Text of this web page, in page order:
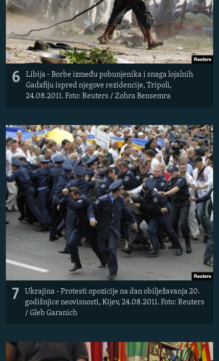
6
Libija - Borbe između pobunjenika i snaga lojalnih
Gadafiju ispred njegove rezidencije, Tripoli,
24.08.2011. Foto: Reuters / Zohra Bensemra
7
Ukrajina - Protesti opozicije na dan obilježavanja 20.
godišnjice neovisnosti, Kijev, 24.08.2011. Foto: Reuters
/ Gleb Garanich